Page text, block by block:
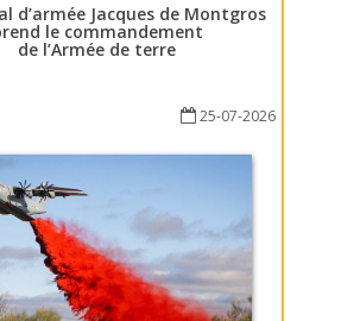
d’armée Jacques de Montgros
le commandement
de l’Armée de terre
25-07-2026